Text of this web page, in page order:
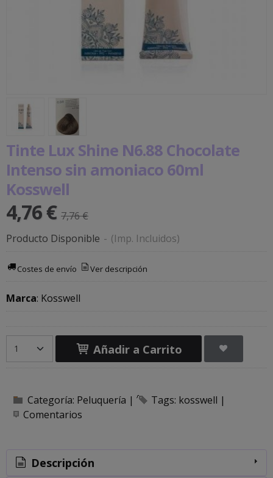
Tinte Lux Shine N6.88 Chocolate
Intenso sin amoniaco 60ml
Kosswell
4,76 € 7,76 €
Producto Disponible - (Imp. Incluidos)
Costes de envío Ver descripción
Marca: Kosswell
Añadir a Carrito
Categoría: Peluquería | Tags: kosswell |
Comentarios
Descripción